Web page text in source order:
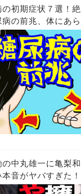
初期症状７選！
の前兆、体にあ
中丸雄一に亀梨
音がヤバすぎた
見てきた本性に驚